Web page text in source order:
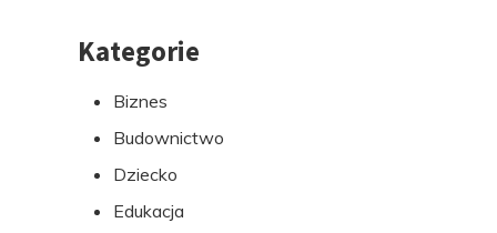
PrzejdźKategorie
Biznes
Budownictwo
Dziecko
Edukacja